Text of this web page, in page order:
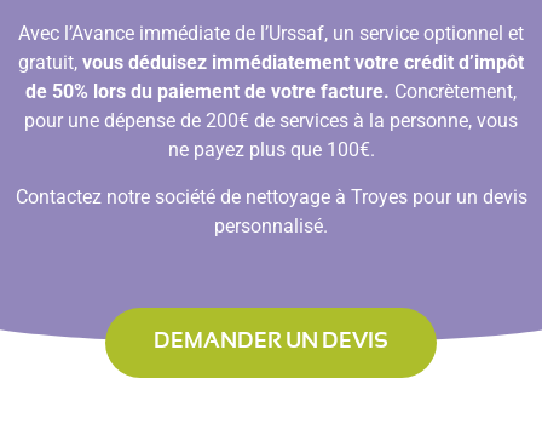
Avec l’Avance immédiate de l’Urssaf, un service optionnel et
gratuit, vous déduisez immédiatement votre crédit d’impôt
de 50% lors du paiement de votre facture. Concrètement,
pour une dépense de 200€ de services à la personne, vous
ne payez plus que 100€.
Contactez notre société de nettoyage à Troyes pour un devis
personnalisé.
DEMANDER UN DEVIS